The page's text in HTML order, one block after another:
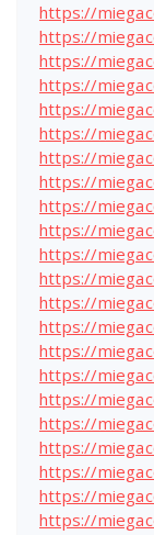
https://
https://
https://
https://
https://
https://
https://
https://
https://
https://
https://
https://
https://
https://
https://
https://
https://
https://
https://
https://
https://
https://